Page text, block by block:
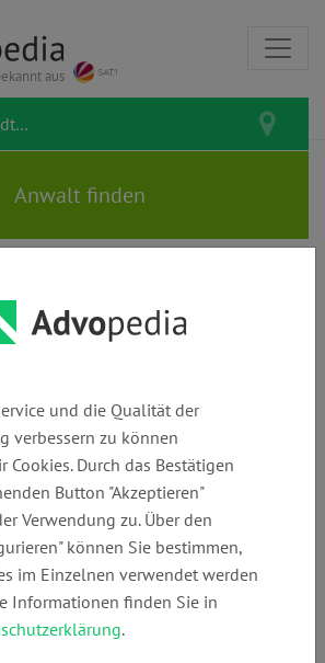
aus
•
|
| Notare
E-Mail:
info@mst-
norderstedt.de
www.mst-
norderstedt.de
und die Qualität der
verbessern zu können
Cookies. Durch das Bestätigen
Button "Akzeptieren"
Verwendung zu. Über den
können Sie bestimmen,
im Einzelnen verwendet werden
Informationen finden Sie in
.